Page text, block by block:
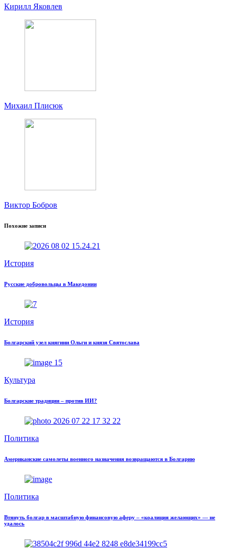
Кирилл Яковлев
Михаил Плисюк
Виктор Бобров
Похожие записи
История
Русские добровольцы в Македонии
История
Болгарский узел княгини Ольги и князя Святослава
Культура
Болгарские традиции – против ИИ?
Политика
Американские самолеты военного назначения возвращаются в Болгарию
Политика
Втянуть болгар в масштабную финансовую аферу – «коалиция желающих» — не
удалось